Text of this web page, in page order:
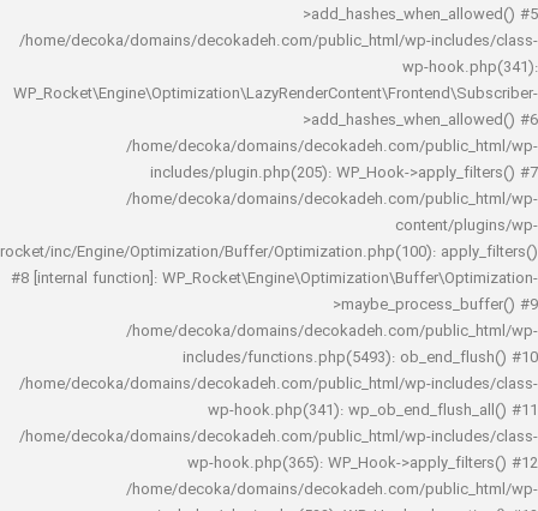
/home/decoka/domains/decokadeh.com/public_html/wp-
wp-
/home/decoka/domains/decokadeh.com/
includes/plugin.php(205): WP_Hook-
/home/decoka/domains/decokadeh.com/
rocket/inc/Engine/Optimization/Buffer/Optimization.php(100):
#8 [internal function]:
/home/decoka/domains/decokadeh.com/
includes/functions.php(5493):
/home/decoka/domains/decokadeh.com/public_html/wp-
wp-hook.php(341):
/home/decoka/domains/decokadeh.com/public_html/wp-
wp-hook.php(365): WP_Hook-
/home/decoka/domains/decokadeh.com/